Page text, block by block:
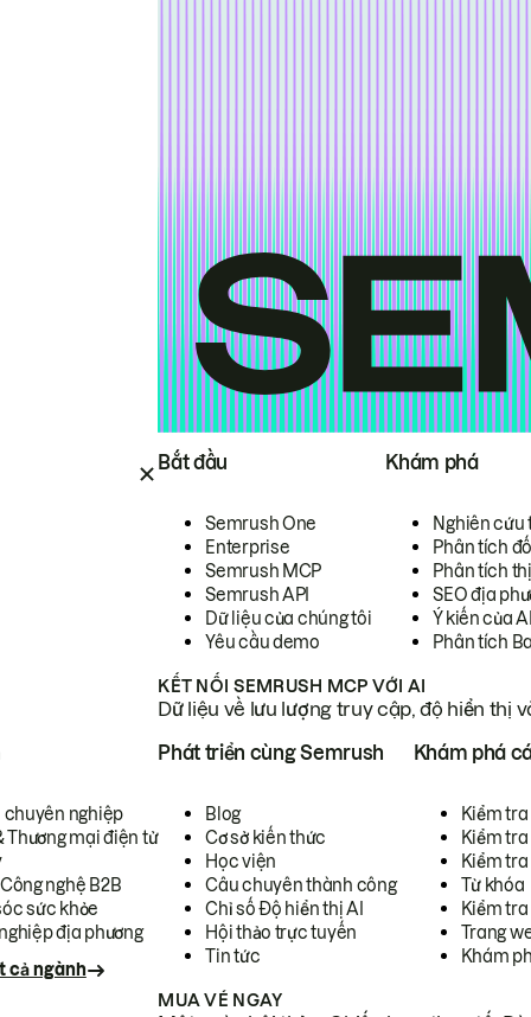
Bắt đầu
Semrush One
Enterprise
Semrush MCP
Semrush API
Dữ liệu của chúng tôi
Yêu cầu demo
Khám phá
Nghiên cứu
Phân tích
Phân tích
SEO địa
Ý kiến của
Phân tích
KẾT NỐI SEMRUSH MCP VỚI AI
Dữ liệu về lưu lượng truy cập, độ hiển thị
chuyên nghiệp
Thương mại điện tử
nghệ B2B
sức khỏe
địa phương
cả ngành
Phát triển cùng Semrush
Blog
Cơ sở kiến thức
Học viện
Câu chuyên thành công
Chỉ số Độ hiển thị AI
Hội thảo trực tuyến
Tin tức
Khám phá
Kiểm
Kiểm tra
Kiểm
Từ khóa
Kiểm
Trang
Khám
MUA VÉ NGAY